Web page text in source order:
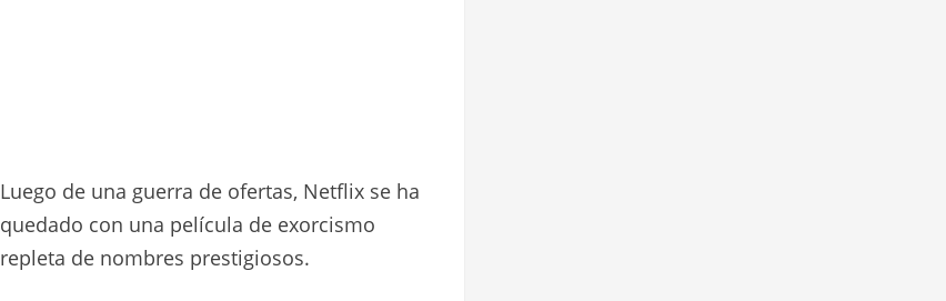
Luego de una guerra de ofertas, Netflix se ha
quedado con una película de exorcismo
repleta de nombres prestigiosos.